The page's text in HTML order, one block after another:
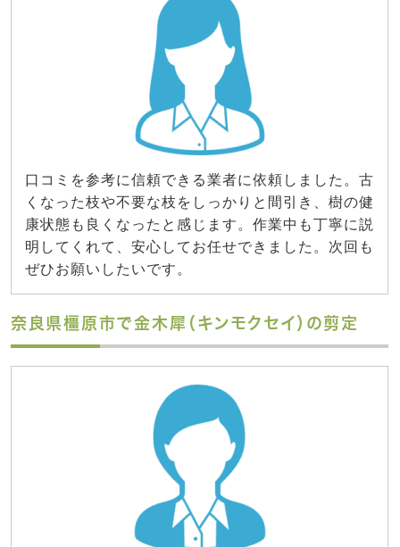
口コミを参考に信頼できる業者に依頼しました。古
くなった枝や不要な枝をしっかりと間引き、樹の健
康状態も良くなったと感じます。作業中も丁寧に説
明してくれて、安心してお任せできました。次回も
ぜひお願いしたいです。
奈良県橿原市で金木犀（キンモクセイ）の剪定